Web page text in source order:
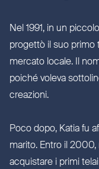
Nel 1991, in un
progettò il suo primo
mercato locale. Il
poiché voleva
creazioni.
Poco dopo, Katia fu
marito. Entro il 2000,
acquistare i primi